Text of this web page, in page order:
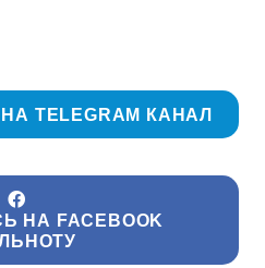
TELEGRAM КАНАЛ
НА FACEBOOK